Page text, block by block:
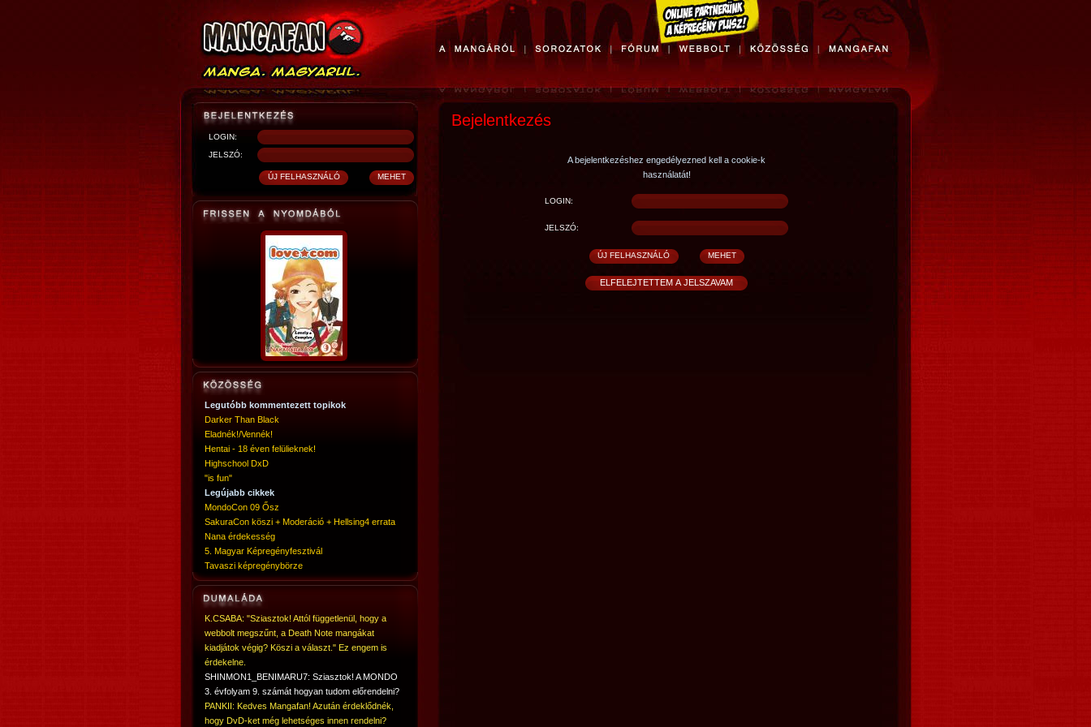
LOGIN:
JELSZÓ:
Legutóbb kommentezett topikok
Darker Than Black
Eladnék!/Vennék!
Hentai - 18 éven felülieknek!
Highschool DxD
"is fun"
Legújabb cikkek
MondoCon 09 Ősz
SakuraCon köszi + Moderáció + Hellsing4 errata
Nana érdekesség
5. Magyar Képregényfesztivál
Tavaszi képregénybörze
K.CSABA: "Sziasztok! Attól függetlenül, hogy a
webbolt megszűnt, a Death Note mangákat
kiadjátok végig? Köszi a választ." Ez engem is
érdekelne.
SHINMON1_BENIMARU7: Sziasztok! A MONDO
3. évfolyam 9. számát hogyan tudom előrendelni?
PANKII: Kedves Mangafan! Azután érdeklődnék,
hogy DvD-ket még lehetséges innen rendelni?
Bejelentkezés
A bejelentkezéshez engedélyezned kell a cookie-k
használatát!
LOGIN:
JELSZÓ: